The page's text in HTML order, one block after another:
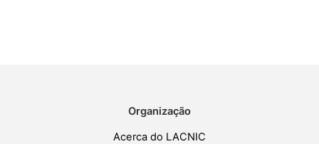
Organização
Acerca do LACNIC